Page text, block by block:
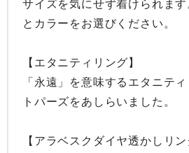
サイズを気にせず着けられま
とカラーをお選びください。
【エタニティリング】
「永遠」を意味するエタニテ
トパーズをあしらいました。
【アラベスクダイヤ透かしリン